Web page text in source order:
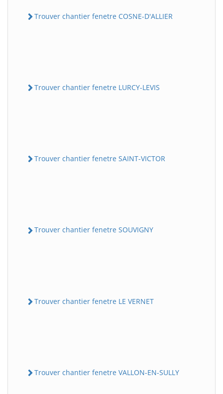
Trouver chantier fenetre COSNE-D'ALLIER
Trouver chantier fenetre LURCY-LEVIS
Trouver chantier fenetre SAINT-VICTOR
Trouver chantier fenetre SOUVIGNY
Trouver chantier fenetre LE VERNET
Trouver chantier fenetre VALLON-EN-SULLY